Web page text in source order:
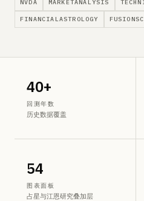
NVDA MARKETANALYSIS
FINANCIALASTROLOGY
40+
回测年数
历史数据覆盖
54
图表面板
占星与江恩研究叠加层